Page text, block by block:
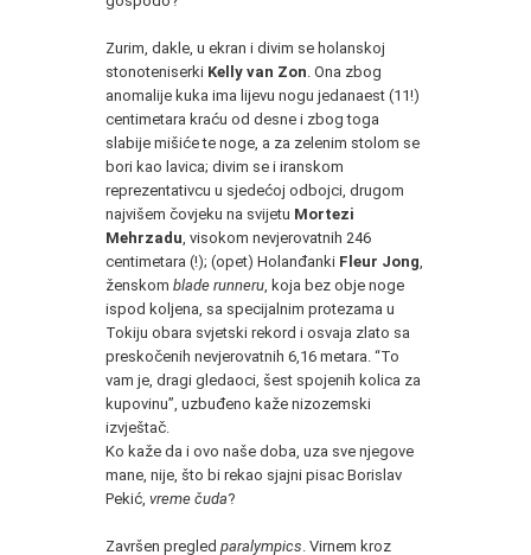
Zurim, dakle, u ekran i divim se holanskoj
stonoteniserki Kelly van Zon . Ona zbog
anomalije kuka ima lijevu nogu jedanaest (11!)
centimetara kraću od desne i zbog toga
slabije mišiće te noge, a za zelenim stolom se
bori kao lavica; divim se i iranskom
reprezentativcu u sjedećoj odbojci, drugom
najvišem čovjeku na svijetu Mortezi
Mehrzadu , visokom nevjerovatnih 246
centimetara (!); (opet) Holanđanki Fleur Jong
ženskom blade runneru , koja bez obje noge
ispod koljena, sa specijalnim protezama u
Tokiju obara svjetski rekord i osvaja zlato sa
preskočenih nevjerovatnih 6,16 metara. “To
vam je, dragi gledaoci, šest spojenih kolica za
kupovinu”, uzbuđeno kaže nizozemski
izvještač.
Ko kaže da i ovo naše doba, uza sve njegove
mane, nije, što bi rekao sjajni pisac Borislav
Pekić, vreme čuda?
Završen pregled paralympics . Virnem kroz